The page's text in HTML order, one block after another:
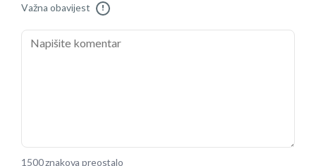
Važna obavijest !
1500 znakova preostalo